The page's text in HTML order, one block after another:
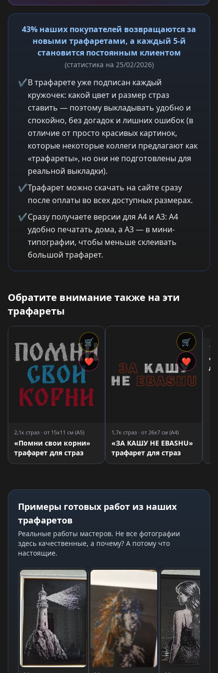
43% наших покупателей возвращаются за
новыми трафаретами, а каждый 5-й
становится постоянным клиентом
(статистика на 25/02/2026)
✔В трафарете уже подписан каждый
кружочек: какой цвет и размер страз
ставить — поэтому выкладывать удобно и
спокойно, без догадок и лишних ошибок (в
отличие от просто красивых картинок,
которые некоторые коллеги предлагают как
«трафареты», но они не подготовлены для
реальной выкладки).
✔Трафарет можно скачать на сайте сразу
после оплаты во всех доступных размерах.
✔Сразу получаете версии для A4 и A3: A4
удобно печатать дома, а A3 — в мини-
типографии, чтобы меньше склеивать
большой трафарет.
Обратите внимание также на эти
трафареты
🛒
❤
2,1к страз · от 15x11 см (A5)
«Помни свои корни»
трафарет для страз
🛒
❤
1,7к страз · от 26x7 см (A4)
«ЗА КАШУ НЕ EBASHU»
трафарет для страз
Примеры готовых работ из наших
трафаретов
Реальные работы мастеров. Не все фотографии
здесь качественные, а почему? А потому что
настоящие.